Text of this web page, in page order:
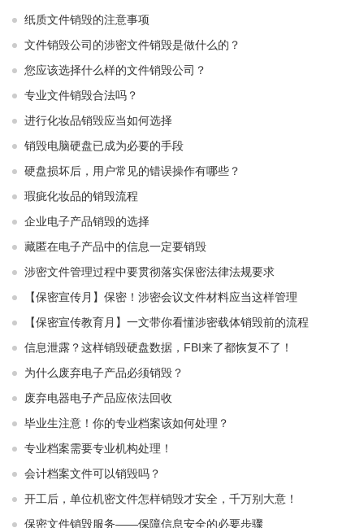
纸质文件销毁的注意事项
文件销毁公司的涉密文件销毁是做什么的？
您应该选择什么样的文件销毁公司？
专业文件销毁合法吗？
进行化妆品销毁应当如何选择
销毁电脑硬盘已成为必要的手段
硬盘损坏后，用户常见的错误操作有哪些？
瑕疵化妆品的销毁流程
企业电子产品销毁的选择
藏匿在电子产品中的信息一定要销毁
涉密文件管理过程中要贯彻落实保密法律法规要求
【保密宣传月】保密！涉密会议文件材料应当这样管理
【保密宣传教育月】一文带你看懂涉密载体销毁前的流程
信息泄露？这样销毁硬盘数据，FBI来了都恢复不了！
为什么废弃电子产品必须销毁？
废弃电器电子产品应依法回收
毕业生注意！你的专业档案该如何处理？
专业档案需要专业机构处理！
会计档案文件可以销毁吗？
开工后，单位机密文件怎样销毁才安全，千万别大意！
保密文件销毁服务——保障信息安全的必要步骤